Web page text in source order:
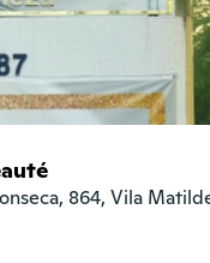
864, Vila